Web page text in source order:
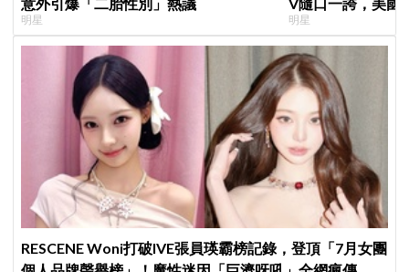
明星
擠爆
明星
RESCENE Woni打破IVE張員瑛霸榜記錄，登頂「7月女團